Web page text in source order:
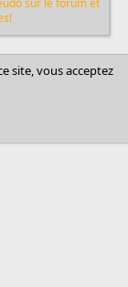
sur le forum et
site, vous acceptez